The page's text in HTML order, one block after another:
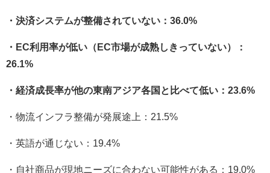
・決済システムが整備されていない：36.0%
・EC利用率が低い（EC市場が成熟しきっていない）：
26.1%
・経済成長率が他の東南アジア各国と比べて低い：23.6%
・物流インフラ整備が発展途上：21.5%
・英語が通じない：19.4%
・自社商品が現地ニーズに合わない可能性がある：19.0%